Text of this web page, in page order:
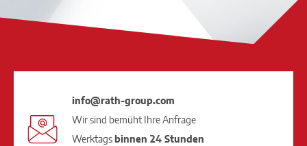
info@rath-group.com
Wir sind bemüht Ihre Anfrage
Werktagsbinnen 24 Stunden